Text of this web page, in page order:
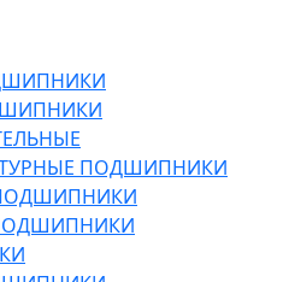
ПОДШИПНИКИ